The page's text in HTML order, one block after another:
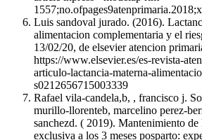
Luis sandoval jurado. (2016).
alimentacion complementaria y el
13/02/20, de elsevier atencion
https://www.elsevier.es/es-revista-
articulo-lactancia-materna-
s0212656715003339
Rafael vila-candela,b, , francisco j.
murillo-llorenteb, marcelino perez-
sanchezd. ( 2019). Mantenimiento de
exclusiva a los 3 meses posparto: